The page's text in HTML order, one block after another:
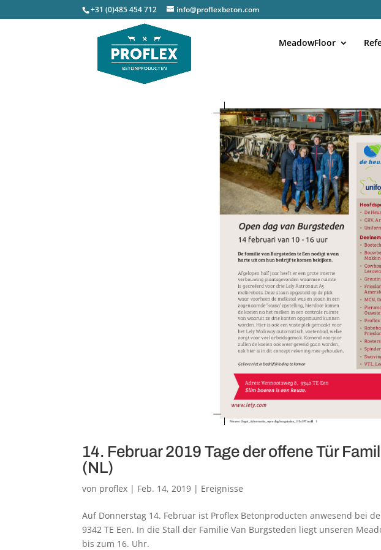
+31 (0)485 454 712 info@proflexbeton.com
MeadowFloor
14. Februar 2019 Tage der offene Tür
(NL)
von proflex | Feb. 14, 2019 | Ereignisse
Auf Donnerstag 14. Februar ist Proflex Betonproducten anwesend bei
9342 TE Een. In die Stall der Familie Van Burgsteden liegt unseren
bis zum 16. Uhr.